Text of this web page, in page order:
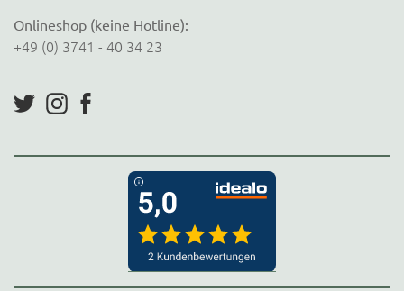
Onlineshop (keine Hotline):
+49 (0) 3741 - 40 34 23